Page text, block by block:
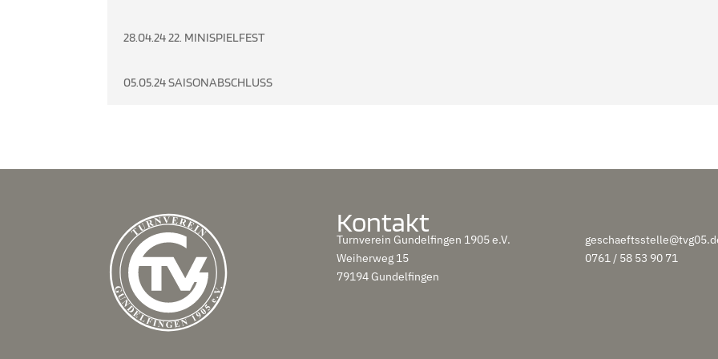
28.04.24 22. MINISPIELFEST
05.05.24 SAISONABSCHLUSS
Kontakt
Turnverein Gundelfingen 1905 e.V.
Weiherweg 15
79194 Gundelfingen
0761 / 58 53 90 71